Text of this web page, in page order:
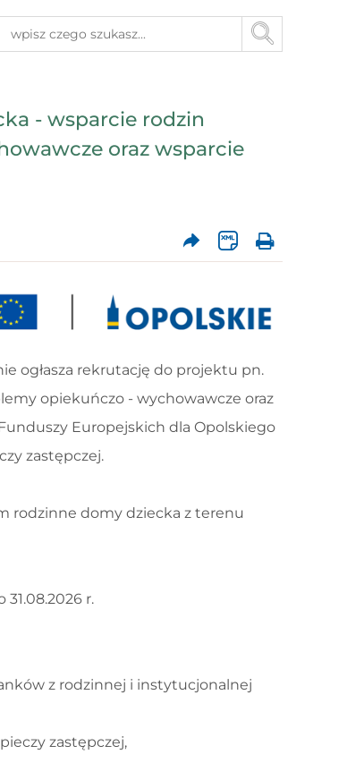
- wsparcie rodzin
oraz wsparcie
ogłasza rekrutację do projektu pn.
opiekuńczo - wychowawcze oraz
Europejskich dla Opolskiego
zastępczej.
rodzinne domy dziecka z terenu
r.
z rodzinnej i instytucjonalnej
zastępczej,